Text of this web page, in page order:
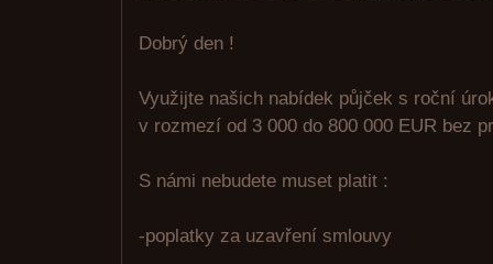
Dobrý den !
Využijte našich nabídek půjček s roční
v rozmezí od 3 000 do 800 000 EUR bez
S námi nebudete muset platit :
-poplatky za uzavření smlouvy